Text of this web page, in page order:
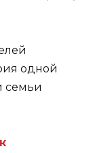
одной
семьи